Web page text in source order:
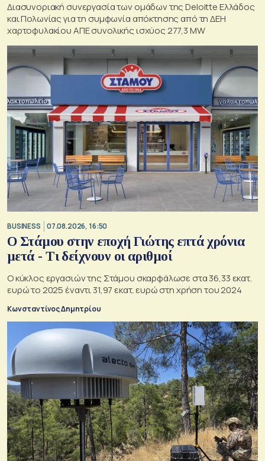
Διασυνοριακή συνεργασία των ομάδων της Deloitte Ελλάδος
και Πολωνίας για τη συμφωνία απόκτησης από τη ΔΕΗ
χαρτοφυλακίου ΑΠΕ συνολικής ισχύος 277,3 MW
BUSINESS 07.08.2026, 16:50
Ο Στάμου στην εποχή Γιώτης επτά χρόνια
μετά - Τι δείχνουν οι αριθμοί
Ο κύκλος εργασιών της Στάμου σκαρφάλωσε στα 36,33 εκατ.
ευρώ το 2025 έναντι 31,97 εκατ. ευρώ στη χρήση του 2024
Κωνσταντίνος Δημητρίου